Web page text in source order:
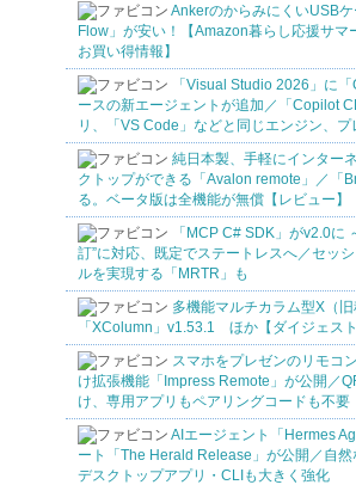
AnkerのからみにくいUSB
Flow」が安い！【Amazon暮らし応援サマ
お買い得情報】
「Visual Studio 2026」に
ースの新エージェントが追加／「Copilot
リ、「VS Code」などと同じエンジン、プ
純日本製、手軽にインター
クトップができる「Avalon remote」／「
る。ベータ版は全機能が無償【レビュー】
「MCP C# SDK」がv2.0に
訂”に対応、既定でステートレスへ／セッ
ルを実現する「MRTR」も
多機能マルチカラム型X（
「XColumn」v1.53.1 ほか【ダイジェスト
スマホをプレゼンのリモコ
け拡張機能「Impress Remote」が公開／
け、専用アプリもペアリングコードも不要
AIエージェント「Hermes
ート「The Herald Release」が公開／自然
デスクトップアプリ・CLIも大きく強化